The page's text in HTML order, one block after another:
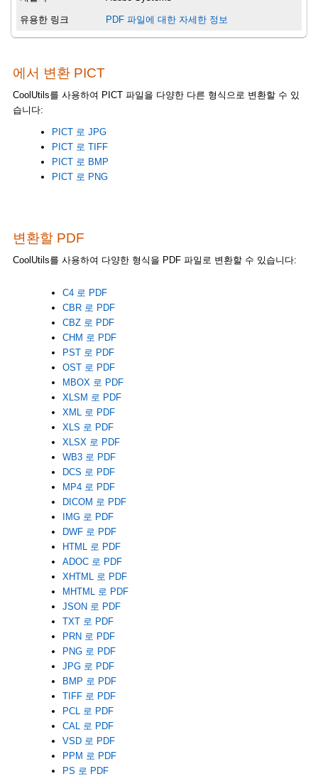
유용한 링크 PDF 파일에 대한 자세한 정보
에서 변환 PICT
CoolUtils를 사용하여 PICT 파일을 다양한 다른 형식으로 변환할 수 있
습니다:
PICT 로 JPG
PICT 로 TIFF
PICT 로 BMP
PICT 로 PNG
변환할 PDF
CoolUtils를 사용하여 다양한 형식을 PDF 파일로 변환할 수 있습니다:
C4 로 PDF
CBR 로 PDF
CBZ 로 PDF
CHM 로 PDF
PST 로 PDF
OST 로 PDF
MBOX 로 PDF
XLSM 로 PDF
XML 로 PDF
XLS 로 PDF
XLSX 로 PDF
WB3 로 PDF
DCS 로 PDF
MP4 로 PDF
DICOM 로 PDF
IMG 로 PDF
DWF 로 PDF
HTML 로 PDF
ADOC 로 PDF
XHTML 로 PDF
MHTML 로 PDF
JSON 로 PDF
TXT 로 PDF
PRN 로 PDF
PNG 로 PDF
JPG 로 PDF
BMP 로 PDF
TIFF 로 PDF
PCL 로 PDF
CAL 로 PDF
VSD 로 PDF
PPM 로 PDF
PS 로 PDF